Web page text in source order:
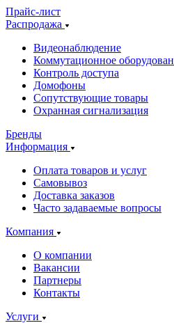
Прайс-лист
Распродажа
Видеонаблюдение
Коммутационное
Контроль доступа
Домофоны
Сопутствующие товары
Охранная сигнализация
Бренды
Информация
Оплата товаров и услуг
Самовывоз
Доставка заказов
Часто задаваемые вопросы
Компания
О компании
Вакансии
Партнеры
Контакты
Услуги